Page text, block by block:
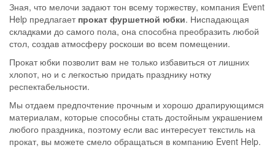
Зная, что мелочи задают тон всему торжеству, компания Event
Help предлагает прокат фуршетной юбки. Ниспадающая
складками до самого пола, она способна преобразить любой
стол, создав атмосферу роскоши во всем помещении.
Прокат юбки позволит вам не только избавиться от лишних
хлопот, но и с легкостью придать празднику нотку
респектабельности.
Мы отдаем предпочтение прочным и хорошо драпирующимся
материалам, которые способны стать достойным украшением
любого праздника, поэтому если вас интересует текстиль на
прокат, вы можете смело обращаться в компанию Event Help.